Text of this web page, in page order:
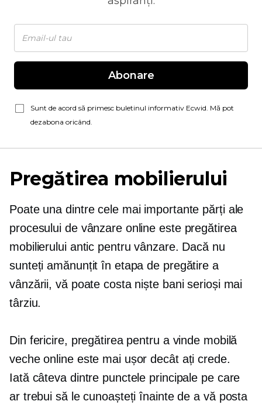
Abonare
Sunt de acord să primesc buletinul informativ Ecwid. Mă pot
dezabona oricând.
Pregătirea mobilierului
Poate una dintre cele mai importante părți ale
procesului de vânzare online este pregătirea
mobilierului antic pentru vânzare. Dacă nu
sunteți amănunțit în etapa de pregătire a
vânzării, vă poate costa niște bani serioși mai
târziu.
Din fericire, pregătirea pentru a vinde mobilă
veche online este mai ușor decât ați crede.
Iată câteva dintre punctele principale pe care
ar trebui să le cunoașteți înainte de a vă posta